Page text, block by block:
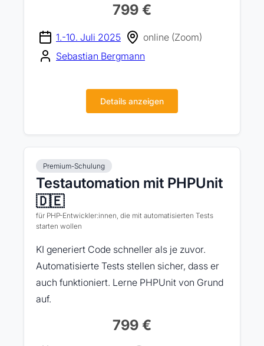
799 €
1.-10. Juli 2025
online (Zoom)
Sebastian Bergmann
Details anzeigen
Premium-Schulung
Testautomation mit PHPUnit
🇩🇪
für PHP-Entwickler:innen, die mit automatisierten Tests
starten wollen
KI generiert Code schneller als je zuvor.
Automatisierte Tests stellen sicher, dass er
auch funktioniert. Lerne PHPUnit von Grund
auf.
799 €